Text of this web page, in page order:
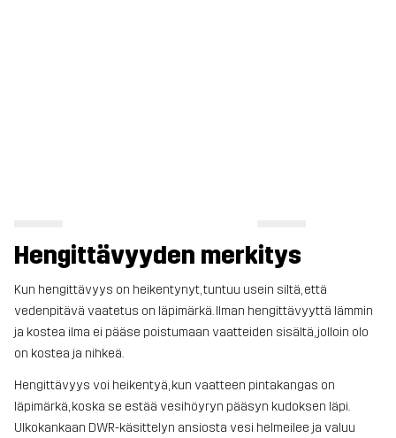
Hengittävyyden merkitys
Kun hengittävyys on heikentynyt, tuntuu usein siltä, että
vedenpitävä vaatetus on läpimärkä. Ilman hengittävyyttä lämmin
ja kostea ilma ei pääse poistumaan vaatteiden sisältä, jolloin olo
on kostea ja nihkeä.
Hengittävyys voi heikentyä, kun vaatteen pintakangas on
läpimärkä, koska se estää vesihöyryn pääsyn kudoksen läpi.
Ulkokankaan DWR-käsittelyn ansiosta vesi helmeilee ja valuu